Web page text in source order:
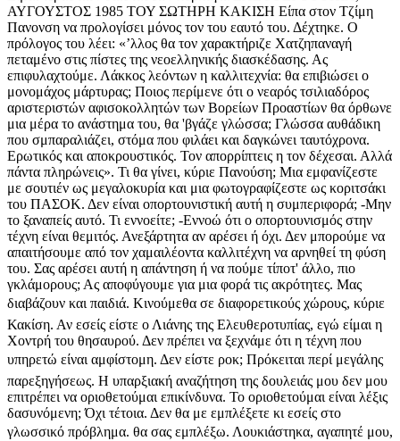
ΑΥΓΟΥΣΤΟΣ 1985 ΤΟΥ ΣΩΤΗΡΗ ΚΑΚΙΣΗ Είπα στον Τζίμη
Πανονση να προλογίσει μόνος τον του εαυτό του. Δέχτηκε. Ο
πρόλογος του λέει: «ʼλλος θα τον χαρακτήριζε Χατζηπαναγή
πεταμένο στις πίστες της νεοελληνικής διασκέδασης. Ας
επιφυλαχτούμε. Λάκκος λεόντων η καλλιτεχνία: θα επιβιώσει ο
μονομάχος μάρτυρας; Ποιος περίμενε ότι ο νεαρός τσιλιαδόρος
αριστεριστών αφισοκολλητών των Βορείων Προαστίων θα όρθωνε
μια μέρα το ανάστημα του, θα 'βγάζε γλώσσα; Γλώσσα αυθάδικη
που σμπαραλιάζει, στόμα που φιλάει και δαγκώνει ταυτόχρονα.
Ερωτικός και αποκρουστικός. Τον απορρίπτεις η τον δέχεσαι. Αλλά
πάντα πληρώνεις». Τι θα γίνει, κύριε Πανούση; Μια εμφανίζεστε
με σουτιέν ως μεγαλοκυρία και μια φωτογραφίζεστε ως κοριτσάκι
του ΠΑΣΟΚ. Δεν είναι οπορτουνιστική αυτή η συμπεριφορά; -Μην
το ξαναπείς αυτό. Τι εννοείτε; -Εννοώ ότι ο οπορτουνισμός στην
τέχνη είναι θεμιτός. Ανεξάρτητα αν αρέσει ή όχι. Δεν μπορούμε να
απαιτήσουμε από τον χαμαιλέοντα καλλιτέχνη να αρνηθεί τη φύση
του. Σας αρέσει αυτή η απάντηση ή να πούμε τίποτ' άλλο, πιο
γκλάμορους; Ας αποφύγουμε για μια φορά τις ακρότητες. Μας
διαβάζουν και παιδιά. Κινούμεθα σε διαφορετικούς χώρους, κύριε
Κακίση. Αν εσείς είστε ο Λιάνης της Ελευθεροτυπίας, εγώ είμαι η
Χοντρή του θησαυρού. Δεν πρέπει να ξεχνάμε ότι η τέχνη που
υπηρετώ είναι αμφίστομη. Δεν είστε ροκ; Πρόκειται περί μεγάλης
παρεξηγήσεως. Η υπαρξιακή αναζήτηση της δουλειάς μου δεν μου
επιτρέπει να οριοθετούμαι επικίνδυνα. Το οριοθετούμαι είναι λέξις
δασυνόμενη; Όχι τέτοια. Δεν θα με εμπλέξετε κι εσείς στο
γλωσσικό πρόβλημα. θα σας εμπλέξω. Λουκιάστηκα, αγαπητέ μου,